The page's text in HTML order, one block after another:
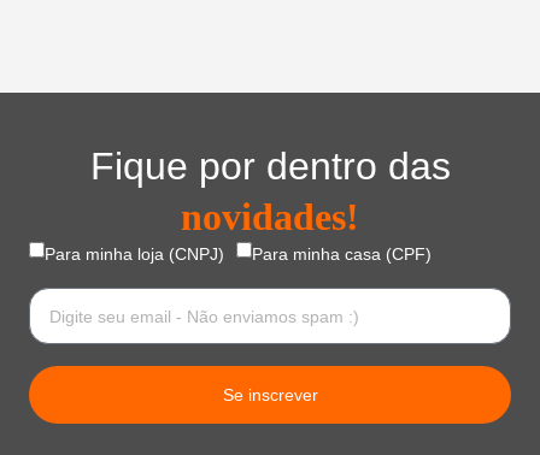
Fique por dentro das
novidades!
Para minha loja (CNPJ) Para minha casa (CPF)
Se inscrever